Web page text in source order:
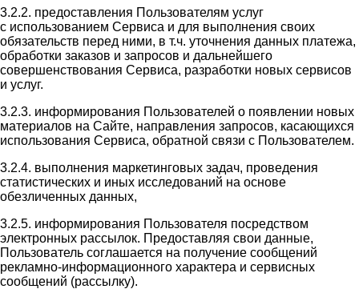
3.2.2. предоставления Пользователям услуг
с использованием Сервиса и для выполнения своих
обязательств перед ними, в т.ч. уточнения данных платежа,
обработки заказов и запросов и дальнейшего
совершенствования Сервиса, разработки новых сервисов
и услуг.
3.2.3. информирования Пользователей о появлении новых
материалов на Сайте, направления запросов, касающихся
использования Сервиса, обратной связи с Пользователем.
3.2.4. выполнения маркетинговых задач, проведения
статистических и иных исследований на основе
обезличенных данных,
3.2.5. информирования Пользователя посредством
электронных рассылок. Предоставляя свои данные,
Пользователь соглашается на получение сообщений
рекламно-информационного характера и сервисных
сообщений (рассылку).